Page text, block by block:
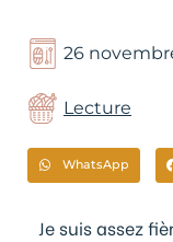
26
Lecture
WhatsApp
Je suis assez